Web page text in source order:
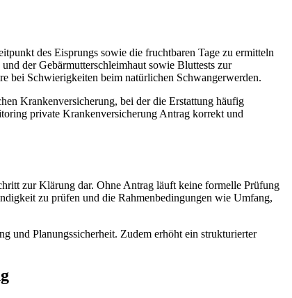
des Eisprungs sowie die fruchtbaren Tage zu ermitteln
der Gebärmutterschleimhaut sowie Bluttests zur
bei Schwierigkeiten beim natürlichen Schwangerwerden.
Krankenversicherung, bei der die Erstattung häufig
private Krankenversicherung Antrag korrekt und
zur Klärung dar. Ohne Antrag läuft keine formelle Prüfung
zu prüfen und die Rahmenbedingungen wie Umfang,
und Planungssicherheit. Zudem erhöht ein strukturierter